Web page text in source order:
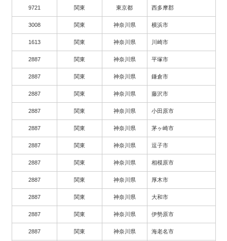
9721 関東 東京都 西多摩郡
3008 関東 神奈川県 横浜市
1613 関東 神奈川県 川崎市
2887 関東 神奈川県 平塚市
2887 関東 神奈川県 鎌倉市
2887 関東 神奈川県 藤沢市
2887 関東 神奈川県 小田原市
2887 関東 神奈川県 茅ヶ崎市
2887 関東 神奈川県 逗子市
2887 関東 神奈川県 相模原市
2887 関東 神奈川県 厚木市
2887 関東 神奈川県 大和市
2887 関東 神奈川県 伊勢原市
2887 関東 神奈川県 海老名市